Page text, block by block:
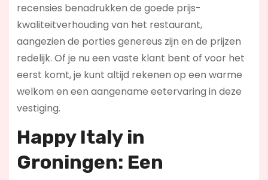
recensies benadrukken de goede prijs-
kwaliteitverhouding van het restaurant,
aangezien de porties genereus zijn en de prijzen
redelijk. Of je nu een vaste klant bent of voor het
eerst komt, je kunt altijd rekenen op een warme
welkom en een aangename eetervaring in deze
vestiging.
Happy Italy in
Groningen: Een